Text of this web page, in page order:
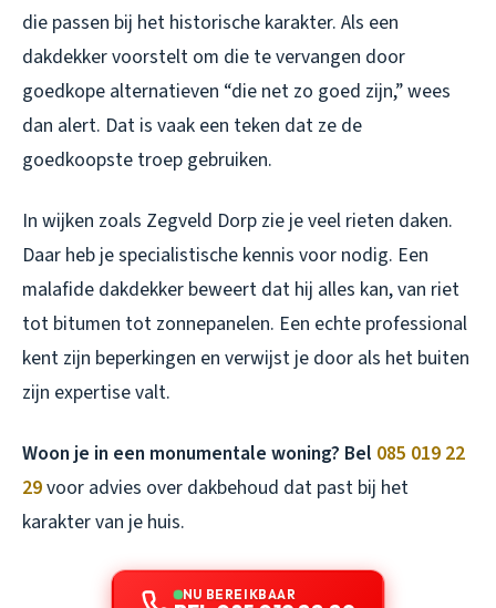
die passen bij het historische karakter. Als een
dakdekker voorstelt om die te vervangen door
goedkope alternatieven “die net zo goed zijn,” wees
dan alert. Dat is vaak een teken dat ze de
goedkoopste troep gebruiken.
In wijken zoals Zegveld Dorp zie je veel rieten daken.
Daar heb je specialistische kennis voor nodig. Een
malafide dakdekker beweert dat hij alles kan, van riet
tot bitumen tot zonnepanelen. Een echte professional
kent zijn beperkingen en verwijst je door als het buiten
zijn expertise valt.
Woon je in een monumentale woning? Bel 085 019 22
29voor advies over dakbehoud dat past bij het
karakter van je huis.
NU BEREIKBAAR